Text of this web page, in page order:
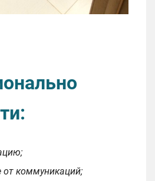
от коммуникаций;